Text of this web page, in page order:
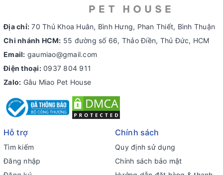
Địa chỉ: 70 Thủ Khoa Huân, Bình Hưng, Phan Thiết, Bình Thuận
Chi nhánh HCM: 55 đường số 66, Thảo Điền, Thủ Đức, HCM
Email: gaumiao@gmail.com
Điện thoại: 0937 804 911
Zalo: Gâu Miao Pet House
Hỗ trợ
Tìm kiếm
Đăng nhập
Chính sách
Quy định sử dụng
Chính sách bảo mật